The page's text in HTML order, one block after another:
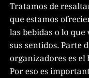
Tratamos de
que estamos
las bebidas o lo
sus sentidos. Parte
organizadores es el
Por eso es